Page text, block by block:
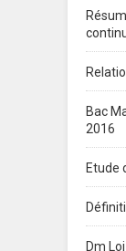
Bac
2016
Etude
Dm